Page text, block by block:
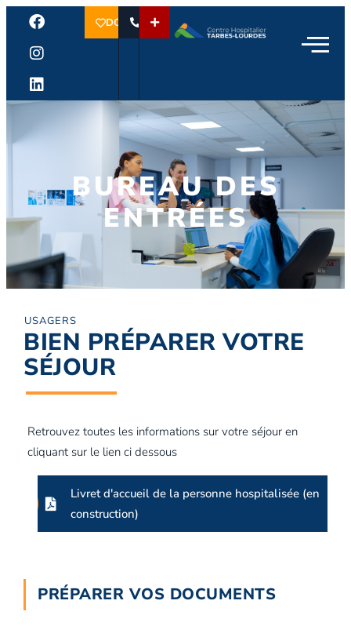
DON
BUREAU DES
ENTRÉES
USAGERS
BIEN PRÉPARER VOTRE
SÉJOUR
Retrouvez toutes les informations sur votre séjour en
cliquant sur le lien ci dessous
Livret d'accueil de la personne hospitalisée (en
construction)
PRÉPARER VOS DOCUMENTS